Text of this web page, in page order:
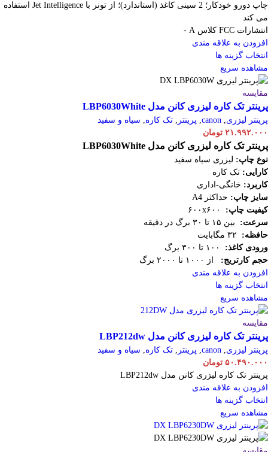
چاپ دورو خودکار؛ 2 سینی کاغذ (استاندارد)؛ از تونر با Jet Intelligence استفاده
می کند
انتشارات FCC کلاس A -
افزودن به علاقه مندی
انتخاب گزینه ها
مشاهده سریع
مقایسه
پرینتر تک کاره لیزری کانن مدل LBP6030White
پرینتر لیزری,
canon
, پرینتر , تک کاره, سیاه و سفید
۲۱.۹۹۲.۰۰۰ تومان
پرینتر تک کاره لیزری کانن مدل LBP6030White
نوع چاپ: لیزری سیاه سفید
کارایی: تک کاره
کاربرد: خانگی-اداری
سایز چاپ: حداکثر A4
کیفیت چاپ:
۶۰۰x۶۰۰
سرعت: بین ۱۵ تا ۳۰ برگ در دقیقه
حافظه: ۳۲ مگابایت
ورودی کاغذ:
۱۰۰ تا ۳۰۰ برگ
حجم کارتریج:
از ۱۰۰۰ تا ۲۰۰۰ برگ
افزودن به علاقه مندی
انتخاب گزینه ها
مشاهده سریع
مقایسه
پرینتر تک کاره لیزری کانن مدل LBP212dw
پرینتر لیزری,
canon
, پرینتر , تک کاره, سیاه و سفید
۵۰.۴۹۰.۰۰۰ تومان
پرینتر تک کاره لیزری کانن مدل LBP212dw
افزودن به علاقه مندی
انتخاب گزینه ها
مشاهده سریع